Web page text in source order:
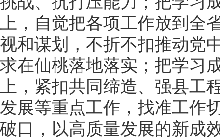
上，自觉把各项工作放到全
视和谋划，不折不扣推动党
求在仙桃落地落实；把学习
上，紧扣共同缔造、强县工
发展等重点工作，找准工作
破口，以高质量发展的新成